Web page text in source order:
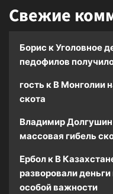
Свежие
Борис кУголовное
педофилов
гость к В Монголии
скота
Владимир Долгушин
массовая гибель
Ербол к В
разворовали
особой важности